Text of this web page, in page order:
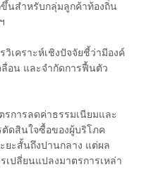
นสำหรับกลุ่มลูกค้าท้องถิ่น
วิเคราะห์เชิงปัจจัยชี้ว่ามีองค์
อน และจำกัดการฟื้นตัว
รการลดค่าธรรมเนียมและ
ดสินใจซื้อของผู้บริโภค
ยะสั้นถึงปานกลาง แต่ผล
เปลี่ยนแปลงมาตรการเหล่า